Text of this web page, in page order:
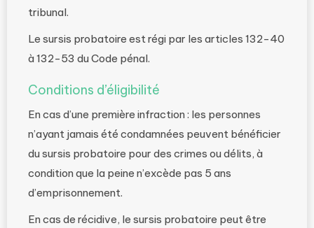
tribunal.
Le sursis probatoire est régi par les articles 132-40
à 132-53 du Code pénal.
Conditions d’éligibilité
En cas d’une première infraction : les personnes
n’ayant jamais été condamnées peuvent bénéficier
du sursis probatoire pour des crimes ou délits, à
condition que la peine n’excède pas 5 ans
d’emprisonnement.
En cas de récidive, le sursis probatoire peut être